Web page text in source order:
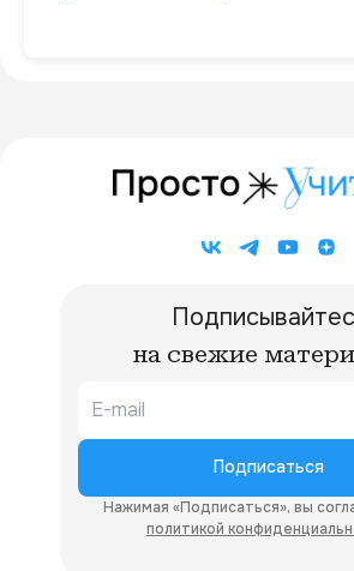
на свежие
Подписаться
Нажимая «Подписаться», вы
политикой